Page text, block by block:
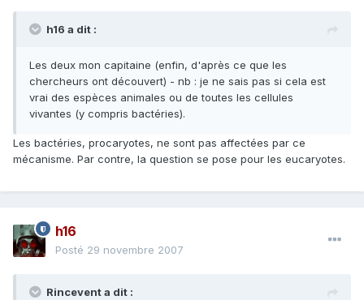
h16 a dit :
Les deux mon capitaine (enfin, d'après ce que les
chercheurs ont découvert) - nb : je ne sais pas si cela est
vrai des espèces animales ou de toutes les cellules
vivantes (y compris bactéries).
Les bactéries, procaryotes, ne sont pas affectées par ce
mécanisme. Par contre, la question se pose pour les eucaryotes.
h16
Posté 29 novembre 2007
Rincevent a dit :